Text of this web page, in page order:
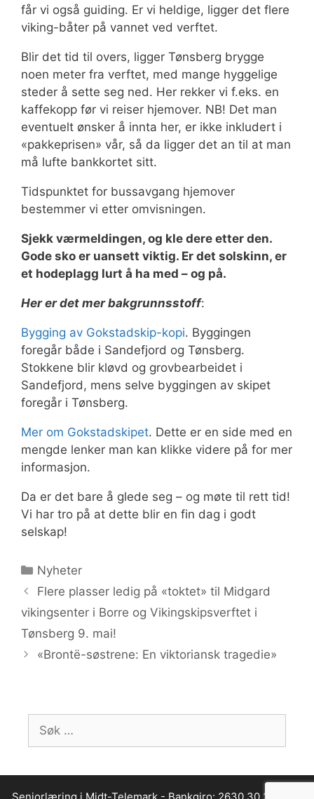
får vi også guiding. Er vi heldige, ligger det flere
viking-båter på vannet ved verftet.
Blir det tid til overs, ligger Tønsberg brygge
noen meter fra verftet, med mange hyggelige
steder å sette seg ned. Her rekker vi f.eks. en
kaffekopp før vi reiser hjemover. NB! Det man
eventuelt ønsker å innta her, er ikke inkludert i
«pakkeprisen» vår, så da ligger det an til at man
må lufte bankkortet sitt.
Tidspunktet for bussavgang hjemover
bestemmer vi etter omvisningen.
Sjekk værmeldingen, og kle dere etter den.
Gode sko er uansett viktig. Er det solskinn, er
et hodeplagg lurt å ha med – og på.
Her er det mer bakgrunnsstoff:
Bygging av Gokstadskip-kopi. Byggingen
foregår både i Sandefjord og Tønsberg.
Stokkene blir kløvd og grovbearbeidet i
Sandefjord, mens selve byggingen av skipet
foregår i Tønsberg.
Mer om Gokstadskipet. Dette er en side med en
mengde lenker man kan klikke videre på for mer
informasjon.
Da er det bare å glede seg – og møte til rett tid!
Vi har tro på at dette blir en fin dag i godt
selskap!
Kategorier
Nyheter
Flere plasser ledig på «toktet» til Midgard
vikingsenter i Borre og Vikingskipsverftet i
Tønsberg 9. mai!
«Brontë-søstrene: En viktoriansk tragedie»
etter: